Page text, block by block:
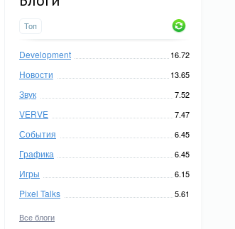
Топ
Development 16.72
Новости 13.65
Звук 7.52
VERVE 7.47
События 6.45
Графика 6.45
Игры 6.15
Pixel Talks 5.61
Все блоги